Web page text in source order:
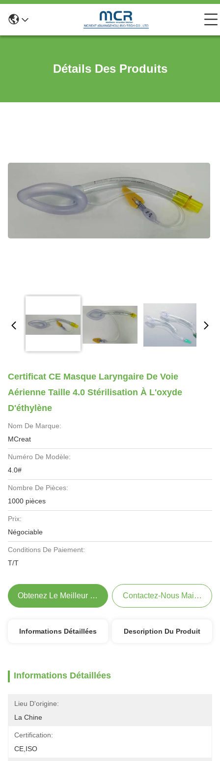
Détails Des Produits
Certificat CE Masque Laryngaire De Voie
Aérienne Taille 4.0 Stérilisation À L'oxyde
D'éthylène
Nom De Marque:
MCreat
Numéro De Modèle:
4.0#
Nombre De Pièces:
1000 pièces
Prix:
Négociable
Conditions De Paiement:
T/T
Obtenez Le Meilleur Prix Contactez-Nous Maintenant
Informations Détaillées Description Du Produit
Informations Détaillées
Lieu D'origine:
La Chine
Certification:
CE,ISO